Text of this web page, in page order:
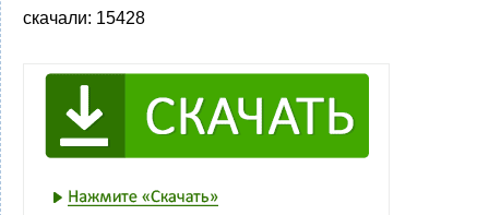
скачали: 15428